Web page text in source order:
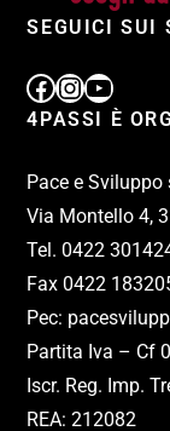
SEGUICI SUI
4PASSI È
Pace e
Via Montello 4,
Tel. 0422
Fax 0422
Pec:
Partita Iva – Cf
Iscr. Reg. Imp.
REA: 212082